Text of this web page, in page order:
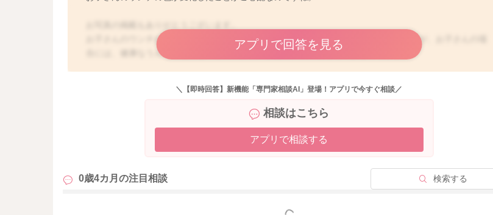
お子さんのウンチが深緑色ですと、ママさんはビックリなさってしまいますよね。ですが、お子さんの場
合には、健康なうんちの色にもバリエーションがあり、深緑色もそのひとつですよ。
が深緑色になることもありますよ。
完全ミルクになさったということですと、一時的に腸内細菌が変化していることもあると思いますし、お
子さんの場合には、腸内細菌叢も不安定なので、特に何も原因がなかったとしても、腸内環境が変化する
うんちがいつもと違ったときは、食欲はどうか、機嫌はどうかといったことも併せてチェックしてみてく
アプリで回答を見る
＼【即時回答】新機能「専門家相談AI」登場！アプリで今すぐ相談／
相談はこちら
アプリで相談する
0歳4カ月の注目相談 検索する